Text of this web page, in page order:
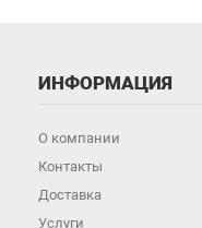
ИНФОРМАЦИЯ
О компании
Контакты
Доставка
Услуги